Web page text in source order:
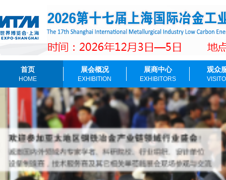
首页
HOME
展会概况
EXHIBITION
展商中心
EXHIBITORS
观众